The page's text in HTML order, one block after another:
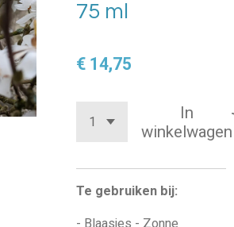
75 ml
€ 14,75
In
winkelwagen
Te gebruiken bij:
- Blaasjes - Zonne